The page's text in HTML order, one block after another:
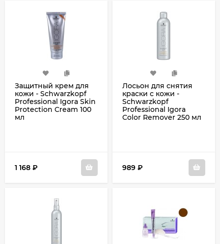
Защитный крем для
кожи - Schwarzkopf
Professional Igora Skin
Protection Cream 100
мл
1 168 ₽
Лосьон для снятия
краски с кожи -
Schwarzkopf
Professional Igora
Color Remover 250 мл
989 ₽